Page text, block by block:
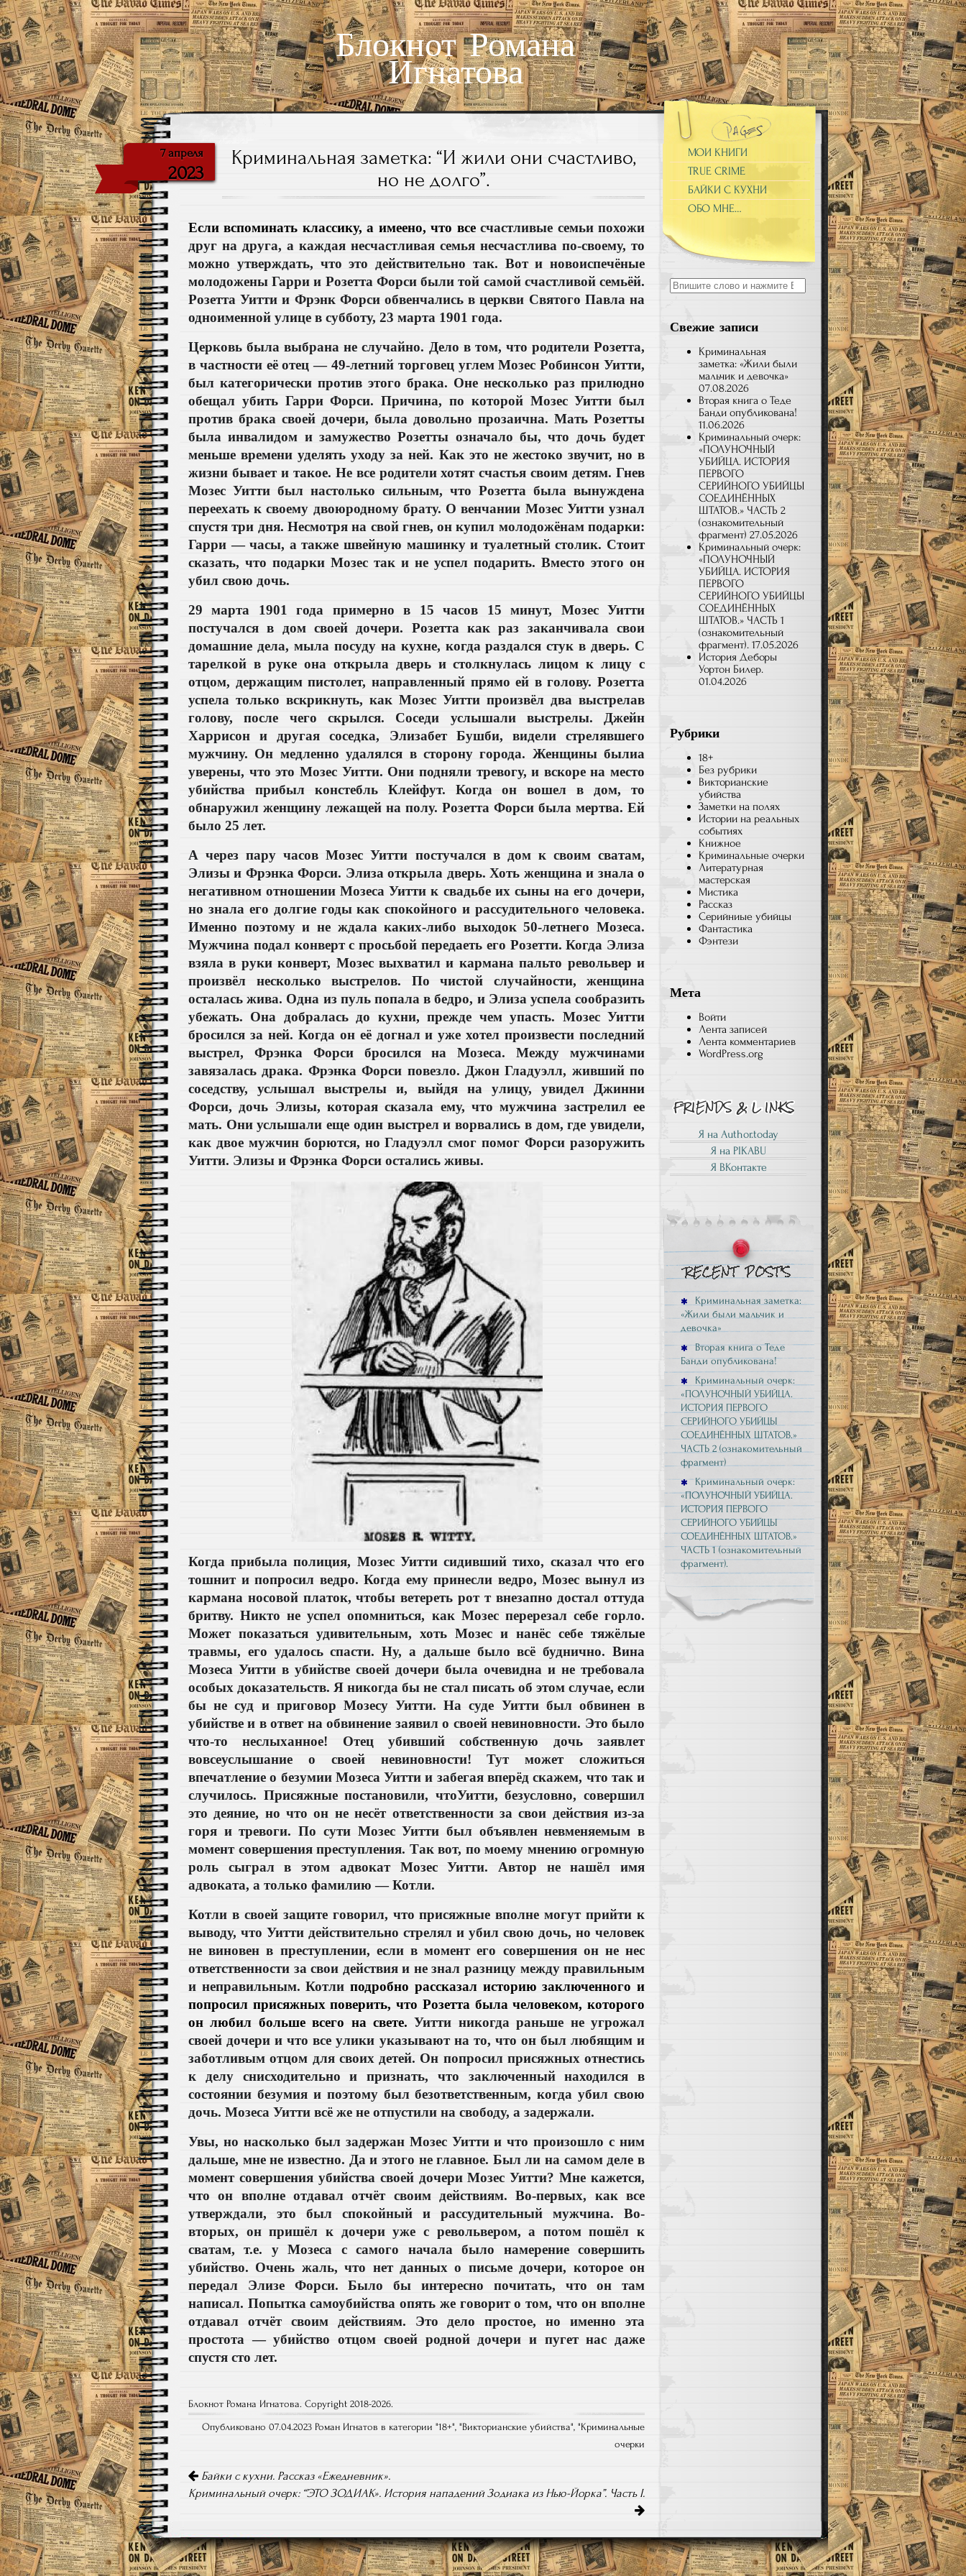
Блокнот Романа
Игнатова
7 апреля
2023
Криминальная заметка: “И жили они счастливо,
но не долго”.
Если вспоминать классику, а имеено, что всесчастливые семьи похожи
друг на друга, а каждая несчастливая семья несчастлива по-своему, то
можно утверждать, что это действительно так. Вот и новоиспечёные
молодожены Гарри и Розетта Форси были той самой счастливой семьёй.
Розетта Уитти и Фрэнк Форси обвенчались в церкви Святого Павла на
одноименной улице в субботу, 23 марта 1901 года.
Церковь была выбрана не случайно. Дело в том, что родители Розетта,
в частности её отец — 49-летний торговец углем Мозес Робинсон Уитти,
был категорически против этого брака. Оне несколько раз прилюдно
обещал убить Гарри Форси. Причина, по которой Мозес Уитти был
против брака своей дочери, была довольно прозаична. Мать Розетты
была инвалидом и замужество Розетты означало бы, что дочь будет
меньше времени уделять уходу за ней. Как это не жестоко звучит, но в
жизни бывает и такое. Не все родители хотят счастья своим детям. Гнев
Мозес Уитти был настолько сильным, что Розетта была вынуждена
переехать к своему двоюродному брату. О венчании Мозес Уитти узнал
спустя три дня. Несмотря на свой гнев, он купил молодожёнам подарки:
Гарри — часы, а также швейную машинку и туалетный столик. Стоит
сказать, что подарки Мозес так и не успел подарить. Вместо этого он
убил свою дочь.
29 марта 1901 года примерно в 15 часов 15 минут, Мозес Уитти
постучался в дом своей дочери. Розетта как раз заканчивала свои
домашние дела, мыла посуду на кухне, когда раздался стук в дверь. С
тарелкой в руке она открыла дверь и столкнулась лицом к лицу с
отцом, держащим пистолет, направленный прямо ей в голову. Розетта
успела только вскрикнуть, как Мозес Уитти произвёл два выстрелав
голову, после чего скрылся. Соседи услышали выстрелы. Джейн
Харрисон и другая соседка, Элизабет Бушби, видели стрелявшего
мужчину. Он медленно удалялся в сторону города. Женщины былиа
уверены, что это Мозес Уитти. Они подняли тревогу, и вскоре на место
убийства прибыл констебль Клейфут. Когда он вошел в дом, то
обнаружил женщину лежащей на полу. Розетта Форси была мертва. Ей
было 25 лет.
А через пару часов Мозес Уитти постучался в дом к своим сватам,
Элизы и Фрэнка Форси. Элиза открыла дверь. Хоть женщина и знала о
негативном отношении Мозеса Уитти к свадьбе их сыны на его дочери,
но знала его долгие годы как спокойного и рассудительного человека.
Именно поэтому и не ждала каких-либо выходок 50-летнего Мозеса.
Мужчина подал конверт с просьбой передаеть его Розетти. Когда Элиза
взяла в руки конверт, Мозес выхватил и кармана пальто револьвер и
произвёл несколько выстрелов. По чистой случайности, женщина
осталась жива. Одна из пуль попала в бедро, и Элиза успела сообразить
убежать. Она добралась до кухни, прежде чем упасть. Мозес Уитти
бросился за ней. Когда он её догнал и уже хотел произвести последний
выстрел, Фрэнка Форси бросился на Мозеса. Между мужчинами
завязалась драка. Фрэнка Форси повезло. Джон Гладуэлл, живший по
соседству, услышал выстрелы и, выйдя на улицу, увидел Джинни
Форси, дочь Элизы, которая сказала ему, что мужчина застрелил ее
мать. Они услышали еще один выстрел и ворвались в дом, где увидели,
как двое мужчин борются, но Гладуэлл смог помог Форси разоружить
Уитти. Элизы и Фрэнка Форси остались живы.
Когда прибыла полиция, Мозес Уитти сидивший тихо, сказал что его
тошнит и попросил ведро. Когда ему принесли ведро, Мозес вынул из
кармана носовой платок, чтобы ветереть рот т внезапно достал оттуда
бритву. Никто не успел опомниться, как Мозес перерезал себе горло.
Может показаться удивительным, хоть Мозес и нанёс себе тяжёлые
травмы, его удалось спасти. Ну, а дальше было всё буднично. Вина
Мозеса Уитти в убийстве своей дочери была очевидна и не требовала
особых доказательств. Я никогда бы не стал писать об этом случае, если
бы не суд и приговор Мозесу Уитти. На суде Уитти был обвинен в
убийстве и в ответ на обвинение заявил о своей невиновности. Это было
что-то неслыханное! Отец убивший собственную дочь заявлет
вовсеуслышание о своей невиновности! Тут может сложиться
впечатление о безумии Мозеса Уитти и забегая вперёд скажем, что так и
случилось. Присяжные постановили, чтоУитти, безусловно, совершил
это деяние, но что он не несёт ответственности за свои действия из-за
горя и тревоги. По сути Мозес Уитти был объявлен невменяемым в
момент совершения преступления. Так вот, по моему мнению огромную
роль сыграл в этом адвокат Мозес Уитти. Автор не нашёл имя
адвоката, а только фамилию — Котли.
Котли в своей защите говорил, что присяжные вполне могут прийти к
выводу, что Уитти действительно стрелял и убил свою дочь, но человек
не виновен в преступлении, если в момент его совершения он не нес
ответственности за свои действия и не знал разницу между правильным
и неправильным. Котли подробно рассказал историю заключенного и
попросил присяжных поверить, что Розетта была человеком, которого
он любил больше всего на свете.Уитти никогда раньше не угрожал
своей дочери и что все улики указывают на то, что он был любящим и
заботливым отцом для своих детей. Он попросил присяжных отнестись
к делу снисходительно и признать, что заключенный находился в
состоянии безумия и поэтому был безответственным, когда убил свою
дочь. Мозеса Уитти всё же не отпустили на свободу, а задержали.
Увы, но насколько был задержан Мозес Уитти и что произошло с ним
дальше, мне не известно. Да и этого не главное. Был ли на самом деле в
момент совершения убийства своей дочери Мозес Уитти? Мне кажется,
что он вполне отдавал отчёт своим действиям. Во-первых, как все
утверждали, это был спокойный и рассудительный мужчина. Во-
вторых, он пришёл к дочери уже с револьвером, а потом пошёл к
сватам, т.е. у Мозеса с самого начала было намерение совершить
убийство. Очень жаль, что нет данных о письме дочери, которое он
передал Элизе Форси. Было бы интересно почитать, что он там
написал. Попытка самоубийства опять же говорит о том, что он вполне
отдавал отчёт своим действиям. Это дело простое, но именно эта
простота — убийство отцом своей родной дочери и пугет нас даже
спустя сто лет.
Блокнот Романа Игнатова. Copyright 2018-2026.
Опубликовано 07.04.2023 Роман Игнатов в категории "18+", "Викторианские убийства", "Криминальные
очерки
по
записям
Байки с кухни. Рассказ «Ежедневник».
Криминальный очерк: “’ЭТО ЗОДИАК». История нападений Зодиака из Нью-Йорка”. Часть I.
МОИ КНИГИ
TRUE CRIME
БАЙКИ С КУХНИ
ОБО МНЕ…
Search
for:
Свежие записи
Криминальная
заметка: «Жили были
мальчик и девочка»
07.08.2026
Вторая книга о Теде
Банди опубликована!
11.06.2026
Криминальный очерк:
«ПОЛУНОЧНЫЙ
УБИЙЦА. ИСТОРИЯ
ПЕРВОГО
СЕРИЙНОГО УБИЙЦЫ
СОЕДИНЁННЫХ
ШТАТОВ.» ЧАСТЬ 2
(ознакомительный
фрагмент) 27.05.2026
Криминальный очерк:
«ПОЛУНОЧНЫЙ
УБИЙЦА. ИСТОРИЯ
ПЕРВОГО
СЕРИЙНОГО УБИЙЦЫ
СОЕДИНЁННЫХ
ШТАТОВ.» ЧАСТЬ 1
(ознакомительный
фрагмент). 17.05.2026
История Деборы
Уортон Билер.
01.04.2026
Рубрики
18+
Без рубрики
Викторианские
убийства
Заметки на полях
Истории на реальных
событиях
Книжное
Криминальные очерки
Литературная
мастерская
Мистика
Рассказ
Серийниые убийцы
Фантастика
Фэнтези
Мета
Войти
Лента записей
Лента комментариев
WordPress.org
Я на Author.today
Я на PIKABU
Я ВКонтакте
Криминальная заметка:
«Жили были мальчик и
девочка»
Вторая книга о Теде
Банди опубликована!
Криминальный очерк:
«ПОЛУНОЧНЫЙ УБИЙЦА.
ИСТОРИЯ ПЕРВОГО
СЕРИЙНОГО УБИЙЦЫ
СОЕДИНЁННЫХ ШТАТОВ.»
ЧАСТЬ 2 (ознакомительный
фрагмент)
Криминальный очерк:
«ПОЛУНОЧНЫЙ УБИЙЦА.
ИСТОРИЯ ПЕРВОГО
СЕРИЙНОГО УБИЙЦЫ
СОЕДИНЁННЫХ ШТАТОВ.»
ЧАСТЬ 1 (ознакомительный
фрагмент).